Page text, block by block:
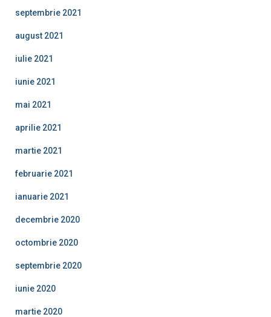
septembrie 2021
august 2021
iulie 2021
iunie 2021
mai 2021
aprilie 2021
martie 2021
februarie 2021
ianuarie 2021
decembrie 2020
octombrie 2020
septembrie 2020
iunie 2020
martie 2020